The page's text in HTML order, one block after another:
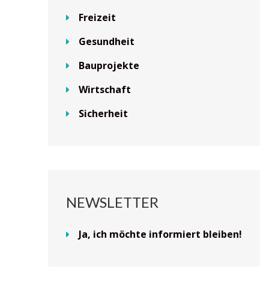
Freizeit
Gesundheit
Bauprojekte
Wirtschaft
Sicherheit
NEWSLETTER
Ja, ich möchte informiert bleiben!